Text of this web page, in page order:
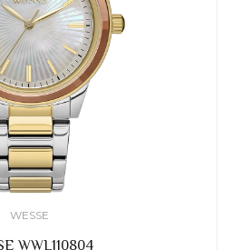
WESSE
WWL110804